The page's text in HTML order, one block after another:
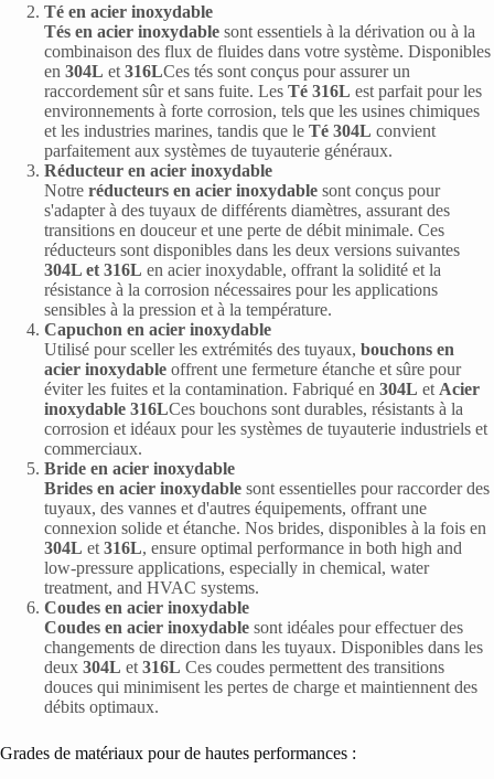
Té en acier inoxydable
Tés en acier inoxydable sont essentiels à la dérivation ou à la
combinaison des flux de fluides dans votre système. Disponibles
en 304L et 316LCes tés sont conçus pour assurer un
raccordement sûr et sans fuite. Les Té 316L est parfait pour les
environnements à forte corrosion, tels que les usines chimiques
et les industries marines, tandis que le Té 304L convient
parfaitement aux systèmes de tuyauterie généraux.
Réducteur en acier inoxydable
Notre réducteurs en acier inoxydable sont conçus pour
s'adapter à des tuyaux de différents diamètres, assurant des
transitions en douceur et une perte de débit minimale. Ces
réducteurs sont disponibles dans les deux versions suivantes
304L et 316L en acier inoxydable, offrant la solidité et la
résistance à la corrosion nécessaires pour les applications
sensibles à la pression et à la température.
Capuchon en acier inoxydable
Utilisé pour sceller les extrémités des tuyaux, bouchons en
acier inoxydable offrent une fermeture étanche et sûre pour
éviter les fuites et la contamination. Fabriqué en 304L et Acier
inoxydable 316LCes bouchons sont durables, résistants à la
corrosion et idéaux pour les systèmes de tuyauterie industriels et
commerciaux.
Bride en acier inoxydable
Brides en acier inoxydable sont essentielles pour raccorder des
tuyaux, des vannes et d'autres équipements, offrant une
connexion solide et étanche. Nos brides, disponibles à la fois en
304L et 316L, ensure optimal performance in both high and
low-pressure applications, especially in chemical, water
treatment, and HVAC systems.
Coudes en acier inoxydable
Coudes en acier inoxydable sont idéales pour effectuer des
changements de direction dans les tuyaux. Disponibles dans les
deux 304L et 316L Ces coudes permettent des transitions
douces qui minimisent les pertes de charge et maintiennent des
débits optimaux.
Grades de matériaux pour de hautes performances :